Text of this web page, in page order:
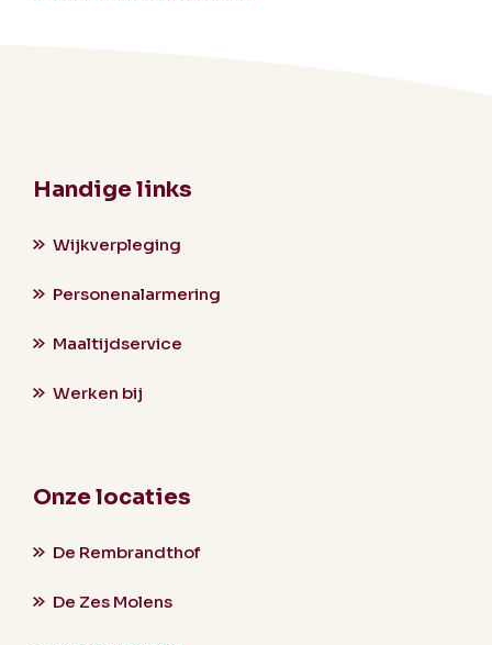
Handige links
Wijkverpleging
Personenalarmering
Maaltijdservice
Werken bij
Onze locaties
De Rembrandthof
De Zes Molens